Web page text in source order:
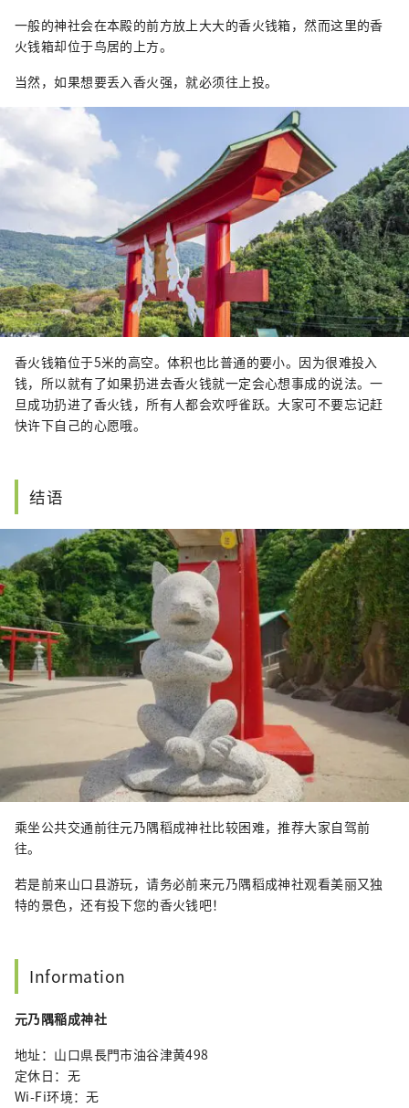
一般的神社会在本殿的前方放上大大的香火钱箱，然而这里的香
火钱箱却位于鸟居的上方。
当然，如果想要丢入香火强，就必须往上投。
香火钱箱位于5米的高空。体积也比普通的要小。因为很难投入
钱，所以就有了如果扔进去香火钱就一定会心想事成的说法。一
旦成功扔进了香火钱，所有人都会欢呼雀跃。大家可不要忘记赶
快许下自己的心愿哦。
结语
乘坐公共交通前往元乃隅稻成神社比较困难，推荐大家自驾前
往。
若是前来山口县游玩，请务必前来元乃隅稻成神社观看美丽又独
特的景色，还有投下您的香火钱吧！
Information
元乃隅稲成神社
地址：山口県長門市油谷津黄498
定休日：无
Wi-Fi环境：无